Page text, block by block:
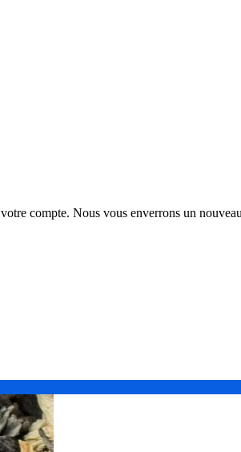
compte. Nous vous enverrons un